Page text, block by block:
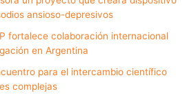
ansioso-depresivos
fortalece colaboración internacional
en Argentina
para el intercambio científico
complejas